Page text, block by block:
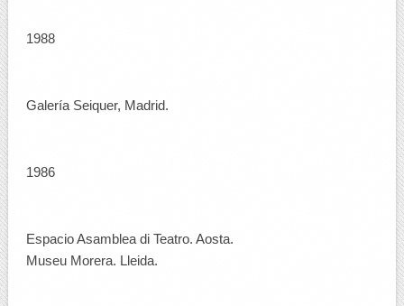
1988
Galería Seiquer, Madrid.
1986
Espacio Asamblea di Teatro. Aosta.
Museu Morera. Lleida.